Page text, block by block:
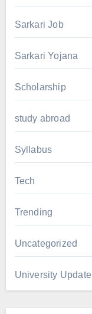
Sarkari Job
Sarkari Yojana
Scholarship
study abroad
Syllabus
Tech
Trending
Uncategorized
University Update